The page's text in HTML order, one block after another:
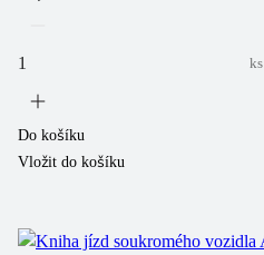
ks
Do košíku
Vložit do košíku